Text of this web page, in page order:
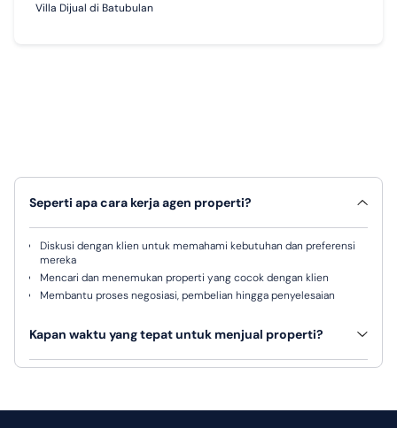
Villa Dijual di Batubulan
Seperti apa cara kerja agen properti?
Diskusi dengan klien untuk memahami kebutuhan dan preferensi
mereka
Mencari dan menemukan properti yang cocok dengan klien
Membantu proses negosiasi, pembelian hingga penyelesaian
Kapan waktu yang tepat untuk menjual properti?
Tidak ada waktu pasti, karena semuanya tergantung pada sejumlah